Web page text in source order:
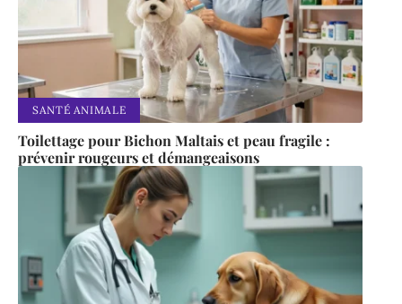
SANTÉ ANIMALE
Toilettage pour Bichon Maltais et peau fragile :
prévenir rougeurs et démangeaisons